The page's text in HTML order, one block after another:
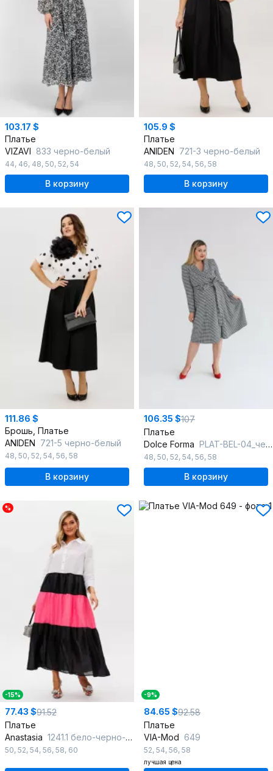
103.17 $
Платье
VIZAVI 833 черно-белый
44, 46, 48, 50, 52, 54
В корзину
105.9 $
Платье
ANIDEN 721-3 черно-белый
48, 50, 52, 54, 56, 58
В корзину
111.86 $
Брошь, Платье
ANIDEN 721-5 черно-белый
48, 50, 52, 54, 56, 58
В корзину
106.35 $107
Платье
Dolce Forma PLAT-BEL-04_черно-белый
48, 50, 52, 54, 56, 58
В корзину
%
-15%
77.43 $91.52
Платье
Anastasia 1241.1 бело-черно-розовый
50, 52, 54, 56, 58, 60
-9%
84.65 $92.58
Платье
VIA-Mod 649
52, 54, 56, 58
лучшая цена